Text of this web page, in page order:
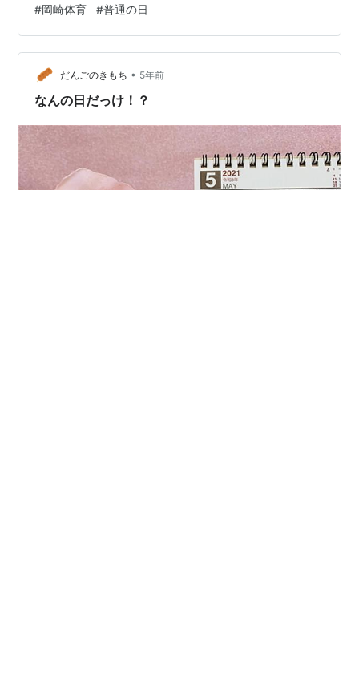
なケツメイシの『1日』という曲に並ぶ、何も予定のない
休日用ソングツートップの一つ。 通勤中なんかに聴いち
ゃうと、職場に向かう気が失せてしまいますから・・・
♪「あぶねーギリ午前中」 朝が苦手な僕みたいな一人暮ら
しの休日は、ほんとにこうなっちゃいますね。 毎回、も
#岡崎体育 #普通の日
だんごのきもち • 5年前
なんの日だっけ！？